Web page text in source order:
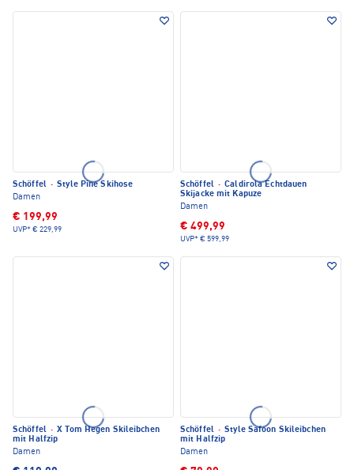
Schöffel · Style Pine Skihose
Damen
€ 199,99
UVP* € 229,99
Schöffel · Caldirola Echtdauen
Skijacke mit Kapuze
Damen
€ 499,99
UVP* € 599,99
Schöffel · X Tom Hegen Skileibchen
mit Halfzip
Damen
Schöffel · Style Safoon Skileibchen
mit Halfzip
Damen